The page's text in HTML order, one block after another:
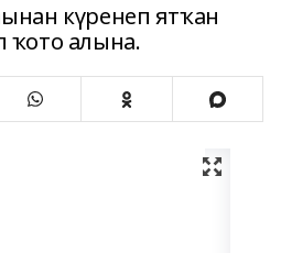
күренеп ятҡан
ҡото алына.